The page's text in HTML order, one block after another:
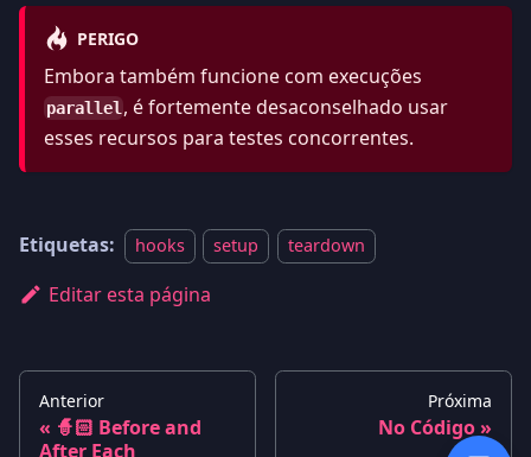
PERIGO
Embora também funcione com execuções
parallel , é fortemente desaconselhado usar
esses recursos para testes concorrentes.
Etiquetas: hooks setup teardown
Editar esta página
Anterior
🧙🏻 Before and
After Each
Próxima
No Código